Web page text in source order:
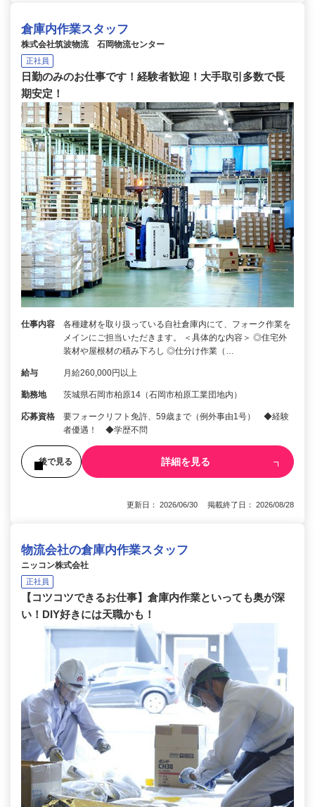
倉庫内作業スタッフ
株式会社筑波物流 石岡物流センター
正社員
日勤のみのお仕事です！経験者歓迎！大手取引多数で長
期安定！
仕事内容
各種建材を取り扱っている自社倉庫内にて、フォーク作業を
メインにご担当いただきます。 ＜具体的な内容＞ ◎住宅外
装材や屋根材の積み下ろし ◎仕分け作業（…
給与 月給260,000円以上
勤務地 茨城県石岡市柏原14（石岡市柏原工業団地内）
応募資格
要フォークリフト免許、59歳まで（例外事由1号） ◆経験
者優遇！ ◆学歴不問
後で見る 詳細を見る
更新日： 2026/06/30 掲載終了日： 2026/08/28
物流会社の倉庫内作業スタッフ
ニッコン株式会社
正社員
【コツコツできるお仕事】倉庫内作業といっても奥が深
い！DIY好きには天職かも！